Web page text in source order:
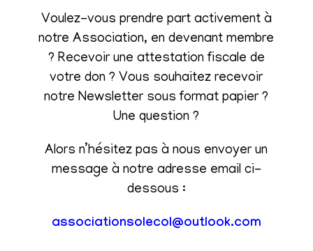
Voulez-vous prendre part activement à
notre Association, en devenant membre
? Recevoir une attestation fiscale de
votre don ? Vous souhaitez recevoir
notre Newsletter sous format papier ?
Une question ?
Alors n’hésitez pas à nous envoyer un
message à notre adresse email ci-
dessous :
associationsolecol@outlook.com